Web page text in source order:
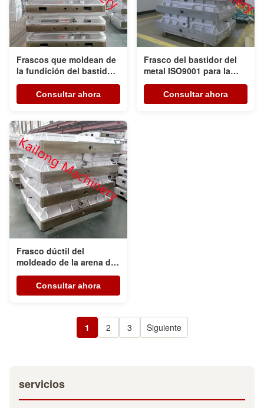
Frascos que moldean de
la fundición del bastidor
del metal de la alta
precisión
Consultar ahora
Frasco del bastidor del
metal ISO9001 para la
línea de moldeado
automática de la arena
verde
Consultar ahora
Frasco dúctil del
moldeado de la arena de
la fundición del hierro
GGG50Consultar ahora
1 2 3 Siguiente
servicios